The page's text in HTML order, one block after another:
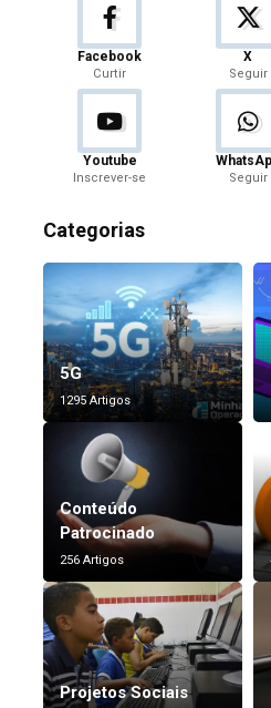
Facebook
Curtir
X
Seguir
Youtube
Inscrever-se Seguir
Categorias
5G
1295 Artigos
Conteúdo
Patrocinado
256 Artigos
Projetos Sociais